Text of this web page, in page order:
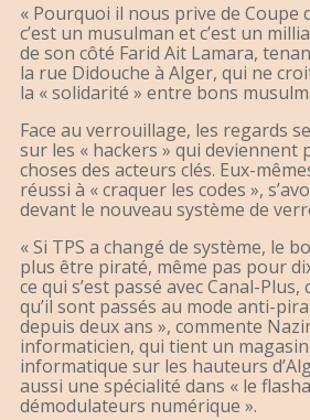
« Pourquoi il nous prive de
c’est un musulman et c’est un
de son côté Farid Ait Lamara,
la rue Didouche à Alger, qui ne
la « solidarité » entre bons
Face au verrouillage, les regards
sur les « hackers » qui deviennent
choses des acteurs clés. Eux-
réussi à « craquer les codes »,
devant le nouveau système de
« Si TPS a changé de système, le
plus être piraté, même pas pour
ce qui s’est passé avec Canal-Plus,
qu’il sont passés au mode anti-
depuis deux ans », commente
informaticien, qui tient un
informatique sur les hauteurs
aussi une spécialité dans « le
démodulateurs numérique ».